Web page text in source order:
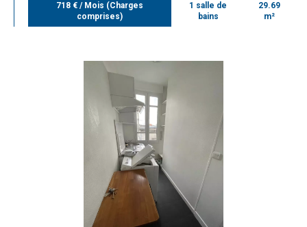
718 € / Mois (Charges
comprises)
1 salle de
bains
29.69
m²